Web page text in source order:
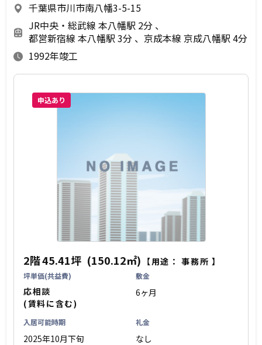
千葉県市川市南八幡3-5-15
JR中央・総武線 本八幡駅 2分
都営新宿線 本八幡駅 3分
京成本線 京成八幡駅 4分
1992年竣工
申込あり
2階45.41坪 (150.12㎡) 【用途：事務所 】
坪単価(共益費)
応相談
(賃料に含む)
敷金
6ヶ月
入居可能時期
2025年10月下旬
礼金
なし